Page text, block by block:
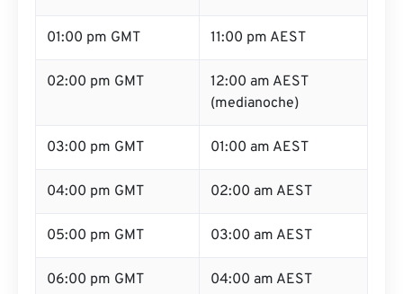
01:00 pm GMT 11:00 pm AEST
02:00 pm GMT
12:00 am AEST
(medianoche)
03:00 pm GMT 01:00 am AEST
04:00 pm GMT 02:00 am AEST
05:00 pm GMT 03:00 am AEST
06:00 pm GMT 04:00 am AEST